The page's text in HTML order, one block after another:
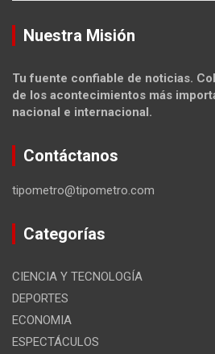
Nuestra Misión
Tu fuente confiable de noticias.
de los acontecimientos más
nacional e internacional.
Contáctanos
tipometro@tipometro.com
Categorías
CIENCIA Y TECNOLOGÍA
DEPORTES
ECONOMIA
ESPECTÁCULOS